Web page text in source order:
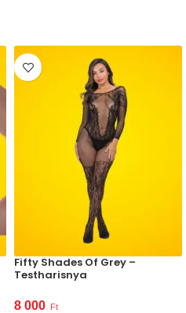
Fifty Shades Of Grey –
Testharisnya
8 000 Ft